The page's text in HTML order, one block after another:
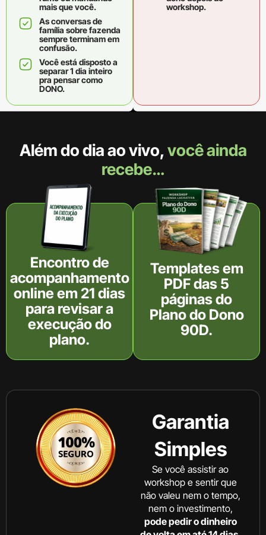
mais que você.
As conversas de
família sobre fazenda
sempre terminam em
confusão.
Você está disposto a
separar 1 dia inteiro
pra pensar como
DONO.
workshop.
Além do dia ao vivo,você ainda
recebe…
Encontro de
acompanhamento
online em 21 dias
para revisar a
execução do
plano.
Templates em
PDF das 5
páginas do
Plano do Dono
90D.
Garantia
Simples
Se você assistir ao
workshop e sentir que
não valeu nem o tempo,
nem o investimento,
pode pedir o dinheiro